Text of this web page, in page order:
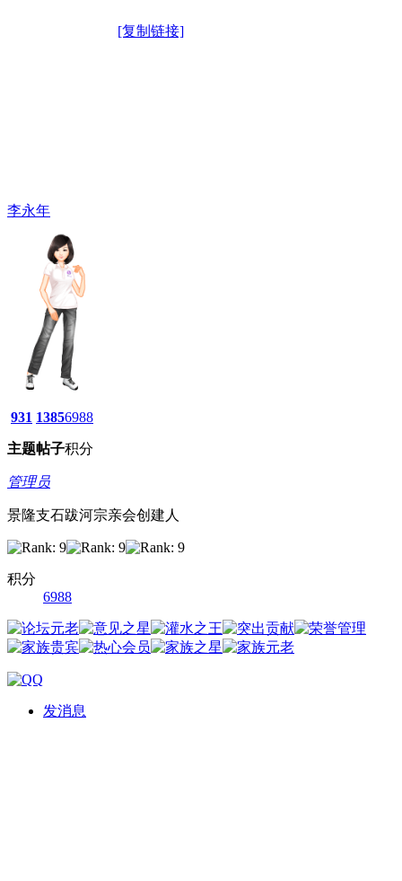
[复制链接]
李永年
931
主题
1385
帖子
6988
积分
管理员
景隆支石跋河宗亲会创建人
积分
6988
发消息